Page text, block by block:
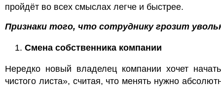
пройдёт во всех смыслах легче и быстрее.
Признаки того, что сотруднику грозит
Смена собственника компании
Нередко новый владелец компании хочет
чистого листа», считая, что менять нужно